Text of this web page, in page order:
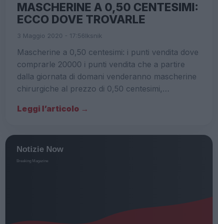
MASCHERINE A 0,50 CENTESIMI:
ECCO DOVE TROVARLE
3 Maggio 2020 - 17:56Iksnik
Mascherine a 0,50 centesimi: i punti vendita dove
comprarle 20000 i punti vendita che a partire
dalla giornata di domani venderanno mascherine
chirurgiche al prezzo di 0,50 centesimi,…
Leggi l’articolo →